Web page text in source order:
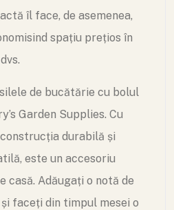
îl face, de asemenea,
spațiu prețios în
de bucătărie cu bolul
Garden Supplies. Cu
durabilă și
este un accesoriu
casă. Adăugați o notă de
faceți din timpul mesei o